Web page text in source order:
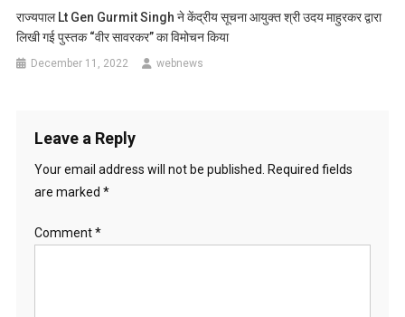
राज्यपाल Lt Gen Gurmit Singh ने केंद्रीय सूचना आयुक्त श्री उदय माहुरकर द्वारा
लिखी गई पुस्तक “वीर सावरकर” का विमोचन किया
December 11, 2022 webnews
Leave a Reply
Your email address will not be published.
Required fields
are marked *
Comment*